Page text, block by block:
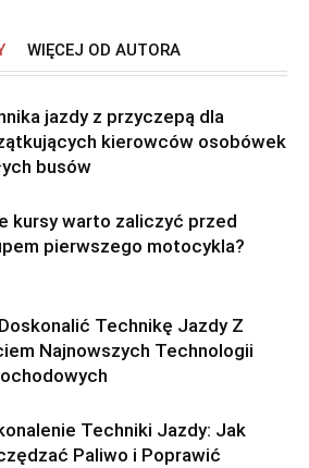
WIĘCEJ OD AUTORA
jazdy z przyczepą dla
kierowców osobówek
busów
kursy warto zaliczyć przed
pierwszego motocykla?
Technikę Jazdy Z
Najnowszych Technologii
Techniki Jazdy: Jak
Paliwo i Poprawić